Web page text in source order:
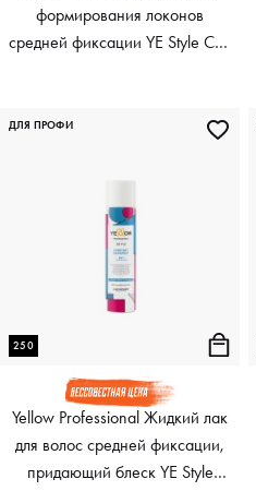
формирования локонов
средней фиксации YE Style Curl
250
Yellow Professional Жидкий лак
для волос средней фиксации,
придающий блеск YE Style
ДЛЯ ПРОФИ